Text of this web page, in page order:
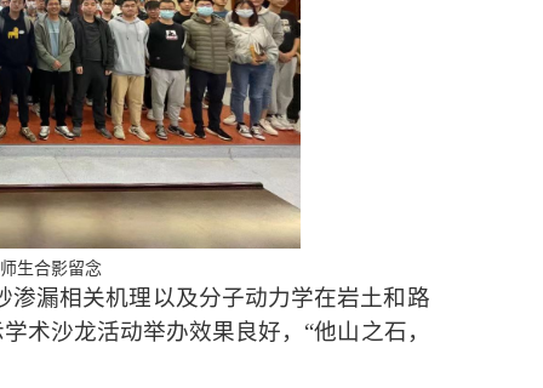
生合影留念
渗漏相关机理以及分子动力学在岩土和路
术沙龙活动举办效果良好，“他山之石，